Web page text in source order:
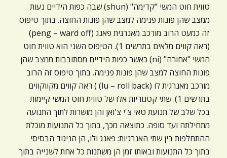
טווית חוט המשי "קדימה" (shun) שבה כפות הידיים נעות
ממצב שהן פונות פנימה למצב שהן פונות החוצה. בתוך טיפוס
זה כמעט הרוב מורכב מאנרגית פאנג (peng – ward off)
(ראה קווים מלאים בתרשים 1). הטיפוס השני הוא טווית חוט
המשי "אחורה" (ni) כאשר כפות הידיים מסתובבות ממצב שהן
פונות החוצה למצב שהן פונות פנימה. בתוך טיפוס זה הרוב
מורכב מאנרגית לו (lu – roll back) ) ראה קווים מקווקווים
בתרשים 1). שתי קטגוריות אלו של טווית חוט המשי קיימות
בכל שלב של תנועת טאי צ'י צ'ואן והן מושרות לתוך התנועה
מתחילתה ועד סופה. כתוצאה מכך, בתוך כל התנועות מוכלת
ההתחלפות בין שתי האנרגיות: פאנג ולו, הן הניגוד הבסיסי
בתוך כל התנועות ובאותו זמן הן משתנות כל אחת לשנייה בתוך